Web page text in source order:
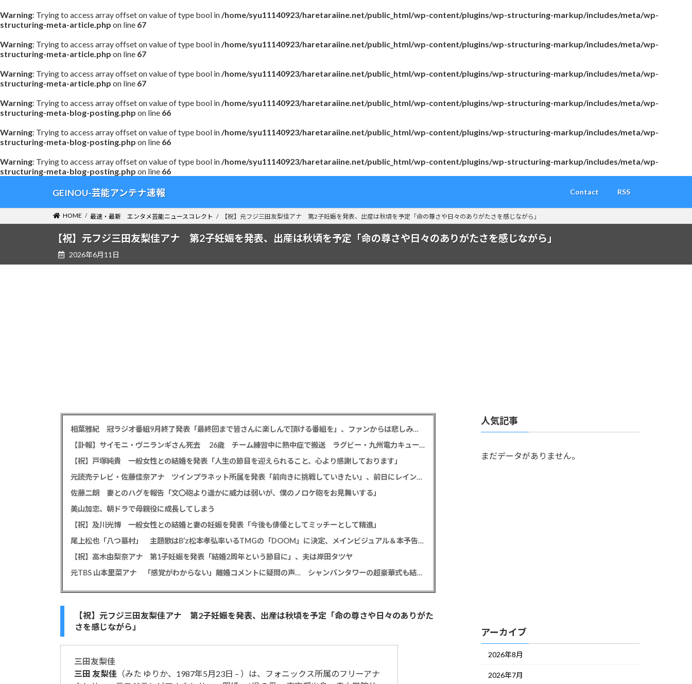
Warning: Trying to access array offset on value of type bool in/home/syu11140923/haretaraiine.net/public_html/wp-content/plugins/wp-structuring-markup/includes/meta/wp-
structuring-meta-article.php on line 67
Warning: Trying to access array offset on value of type bool in/home/syu11140923/haretaraiine.net/public_html/wp-content/plugins/wp-structuring-markup/includes/meta/wp-
structuring-meta-article.php on line 67
Warning: Trying to access array offset on value of type bool in/home/syu11140923/haretaraiine.net/public_html/wp-content/plugins/wp-structuring-markup/includes/meta/wp-
structuring-meta-article.php on line 67
Warning: Trying to access array offset on value of type bool in/home/syu11140923/haretaraiine.net/public_html/wp-content/plugins/wp-structuring-markup/includes/meta/wp-
structuring-meta-blog-posting.php on line 66
Warning: Trying to access array offset on value of type bool in/home/syu11140923/haretaraiine.net/public_html/wp-content/plugins/wp-structuring-markup/includes/meta/wp-
structuring-meta-blog-posting.php on line 66
Warning: Trying to access array offset on value of type bool in/home/syu11140923/haretaraiine.net/public_html/wp-content/plugins/wp-structuring-markup/includes/meta/wp-
structuring-meta-blog-posting.php on line 66
テ
ゲ
GEINOU-芸能アンテナ速報 Contact RSS
HOME 最速・最新 エンタメ芸能ニュースコレクト 【祝】元フジ三田友梨佳アナ 第2子妊娠を発表、出産は秋頃を予定「命の尊さや日々のありがたさを感じながら」
【祝】元フジ三田友梨佳アナ 第2子妊娠を発表、出産は秋頃を予定「命の尊さや日々のありがたさを感じながら」
2026年6月11日
相葉雅紀 冠ラジオ番組9月終了発表「最終回まで皆さんに楽しんで頂ける番組を」、ファンからは悲しみの声
【訃報】サイモニ・ヴニランギさん死去 26歳 チーム練習中に熱中症で搬送 ラグビー・九州電力キューデンヴォルテクス選手
【祝】戸塚純貴 一般女性との結婚を発表「人生の節目を迎えられること、心より感謝しております」
元読売テレビ・佐藤佳奈アナ ツインプラネット所属を発表「前向きに挑戦していきたい」、前日にレインボー池田直人と結婚発表
佐藤二朗 妻とのハグを報告「文〇砲より遥かに威力は弱いが、僕のノロケ砲をお見舞いする」
美山加恋、朝ドラで母親役に成長してしまう
【祝】及川光博 一般女性との結婚と妻の妊娠を発表「今後も俳優としてミッチーとして精進」
尾上松也「八つ墓村」 主題歌はB’z松本孝弘率いるTMGの「DOOM」に決定、メインビジュアル＆本予告編も解禁
【祝】高木由梨奈アナ 第1子妊娠を発表「結婚2周年という節目に」、夫は岸田タツヤ
元TBS 山本里菜アナ 「感覚がわからない」離婚コメントに疑問の声… シャンパンタワーの超豪華式も結婚生活は4年半で終止符
【祝】元フジ三田友梨佳アナ 第2子妊娠を発表、出産は秋頃を予定「命の尊さや日々のありがた
さを感じながら」
三田友梨佳
三田 友梨佳 （みた ゆりか、1987年5月23日 – ）は、フォニックス所属のフリーアナ
人気記事
まだデータがありません。
アーカイブ
2026年8月
2026年7月